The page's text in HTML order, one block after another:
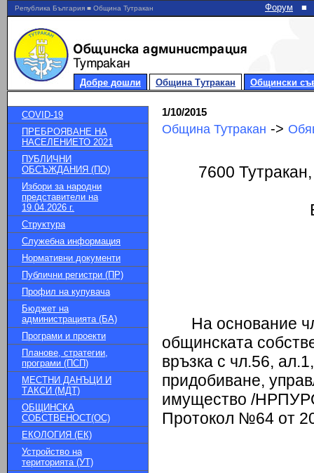
Република България ■ Община Тутракан Форум ■
Добре дошли Община Тутракан Общински
COVID-19
ПРЕБРОЯВАНЕ НА
НАСЕЛЕНИЕТО 2021
ПУБЛИЧНИ
ОБСЪЖДАНИЯ (ПО)
Избори за народни
представители на
19.04.2026 г.
Структура
Служебна информация
Нормативни документи
Публични регистри (ПР)
Профил на купувача
Бюджет на
администрацията (БА)
Програми и проекти
Планове, стратегии,
програми (ПСП)
МЕСТНИ ДАНЪЦИ И
ТАКСИ (МДТ)
ОБЩИНСКА
СОБСТВЕНОСТ(ОС)
ЕКОЛОГИЯ (ЕК)
Устройство на
територията (УТ)
1/10/2015
Община Тутракан ->
7600
На основание
общинската
връзка с чл.56,
придобиване,
имущество /
Протокол №64 от